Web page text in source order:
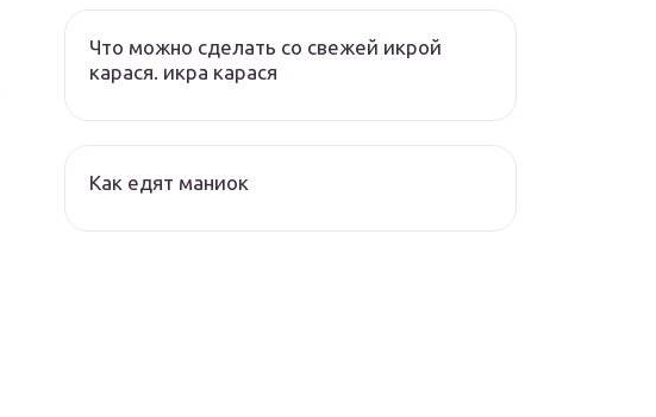
Что можно сделать со свежей икрой
карася. икра карася
Как едят маниок